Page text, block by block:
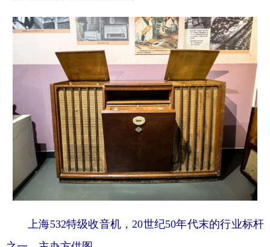
上海532特级收音机，20世纪50年代末的行业标杆